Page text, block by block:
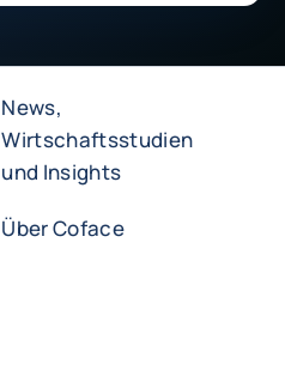
News,
Wirtschaftsstudien
und Insights
Über Coface